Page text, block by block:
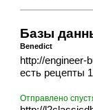
Базы
Benedict
http://engineer-
есть рецепты
Отправлено